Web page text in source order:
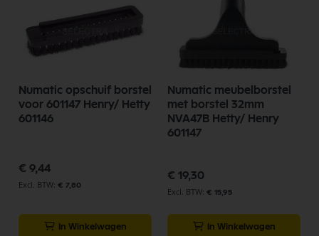
Numatic opschuif borstel
voor 601147 Henry/ Hetty
601146
€ 9,44
€ 7,80
In Winkelwagen
Numatic meubelborstel
met borstel 32mm
NVA47B Hetty/ Henry
601147
€ 19,30
€ 15,95
In Winkelwagen